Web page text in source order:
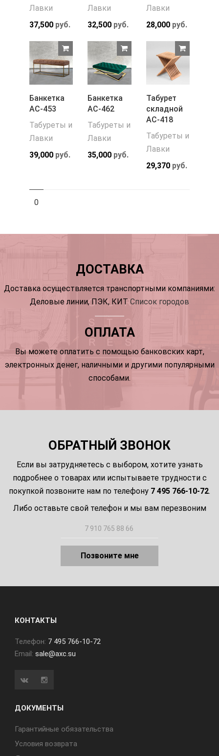
Лавки
37,500 руб.
Лавки
32,500 руб.
Лавки
28,000руб.
Банкетка
АС-453
Табуреты и
Лавки
39,000 руб.
Банкетка
АС-462
Табуреты и
Лавки
35,000 руб.
Табурет
складной
АС-418
Табуреты и
Лавки
29,370руб.
0
ДОСТАВКА
Доставка осуществляется транспортными компаниями:
Деловые линии, ПЭК, КИТ Список городов
ОПЛАТА
Вы можете оплатить с помощью банковских карт,
электронных денег, наличными и другими популярными
способами.
ОБРАТНЫЙ ЗВОНОК
Если вы затрудняетесь с выбором, хотите узнать
подробнее о товарах или испытываете трудности с
покупкой позвоните нам по телефону 7 495 766-10-72.
Либо оставьте свой телефон и мы вам перезвоним
Позвоните мне
КОНТАКТЫ
Телефон: 7 495 766-10-72
Email: sale@axc.su
ДОКУМЕНТЫ
Гарантийные обязательства
Условия возврата